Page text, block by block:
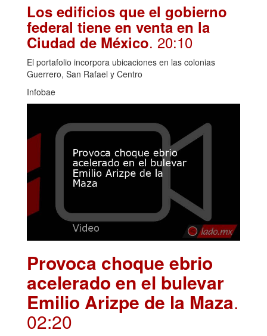
Los edificios que el gobierno
federal tiene en venta en la
Ciudad de México. 20:10
El portafolio incorpora ubicaciones en las colonias
Guerrero, San Rafael y Centro
Infobae
Provoca choque ebrio
acelerado en el bulevar
Emilio Arizpe de la Maza.
02:20